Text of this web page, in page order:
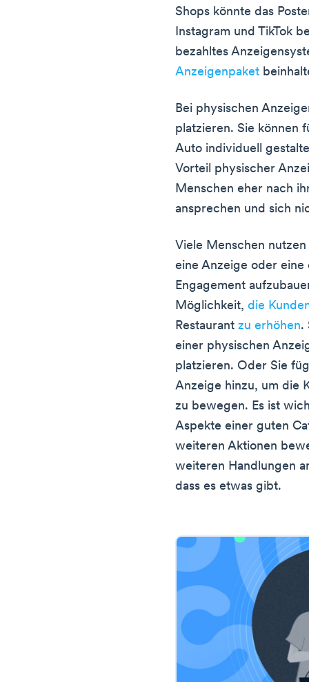
Shops könnte das
Instagram und TikTok
bezahltes
Anzeigenpaket
Bei physischen
platzieren. Sie können
Auto individuell
Vorteil physischer
Menschen eher nach
ansprechen und sich
Viele Menschen
eine Anzeige oder
Engagement
Möglichkeit,die
Restaurantzu erhöhen.
einer physischen
platzieren. Oder Sie
Anzeige hinzu, um die
zu bewegen. Es ist
Aspekte einer guten
weiteren Aktionen
weiteren Handlungen
dass es etwas gibt.